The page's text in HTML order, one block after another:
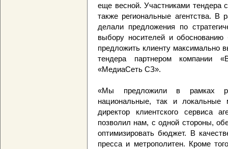
еще весной. Участниками тендера
также региональные агентства. В
делали предложения по
выбору носителей и
предложить клиенту максимально
тендера партнером компании
«МедиаСеть СЗ».
«Мы предложили в рамках
национальные, так и
директор клиентского сервиса
позволил нам, с одной стороны,
оптимизировать бюджет. В
пресса и метрополитен. Кроме